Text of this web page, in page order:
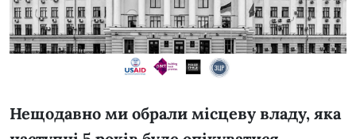
Нещодавно ми обрали місцеву владу, яка